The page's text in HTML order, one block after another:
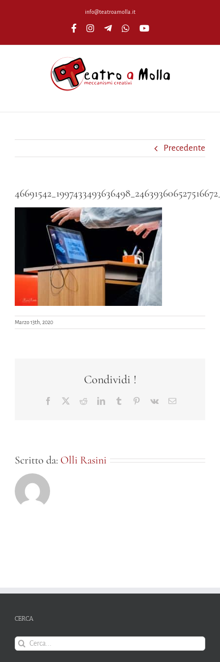
info@teatroamolla.it
FacebookInstagramTelegramWhatsAppYouTube
Precedente
Marzo 13th, 2020
Condividi !
Facebook RedditLinkedInTumblr Pinterest
Vk Email
Scritto da: Olli Rasini
CERCA
Cerca
per: